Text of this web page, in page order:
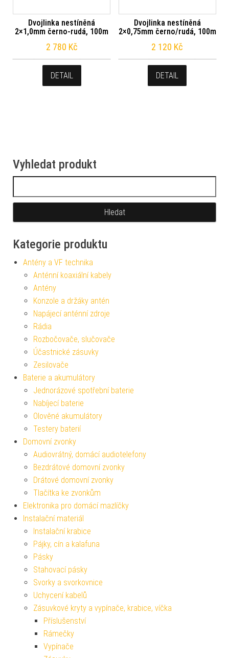
Dvojlinka nestíněná
2×1,0mm černo-rudá, 100m
2 780 Kč
DETAIL
Dvojlinka nestíněná
2×0,75mm černo/rudá, 100m
2 120 Kč
DETAIL
Vyhledat produkt
Kategorie produktu
Antény a VF technika
Anténní koaxiální kabely
Antény
Konzole a držáky antén
Napájecí anténní zdroje
Rádia
Rozbočovače, slučovače
Účastnické zásuvky
Zesilovače
Baterie a akumulátory
Jednorázové spotřební baterie
Nabíjecí baterie
Olověné akumulátory
Testery baterií
Domovní zvonky
Audiovrátný, domácí audiotelefony
Bezdrátové domovní zvonky
Drátové domovní zvonky
Tlačítka ke zvonkům
Elektronika pro domácí mazlíčky
Instalační materiál
Instalační krabice
Pájky, cín a kalafuna
Pásky
Stahovací pásky
Svorky a svorkovnice
Uchycení kabelů
Zásuvkové kryty a vypínače, krabice, víčka
Příslušenství
Rámečky
Vypínače